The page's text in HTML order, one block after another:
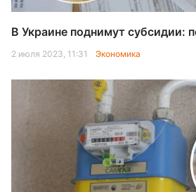
В Украине поднимут субсидии:
2 июля 2023, 11:31 Экономика